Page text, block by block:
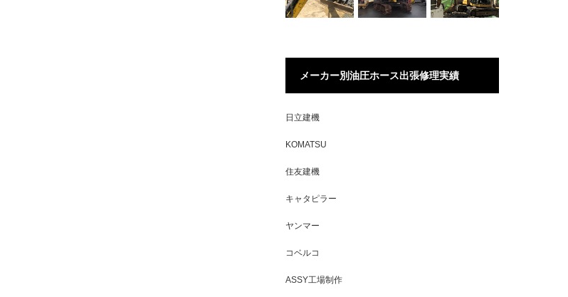
メーカー別油圧ホース出張修理実績
日立建機
KOMATSU
住友建機
キャタピラー
ヤンマー
コベルコ
ASSY工場制作